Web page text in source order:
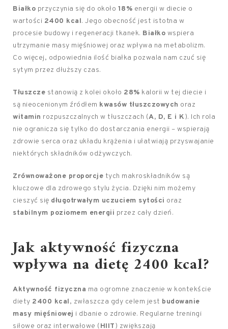
Białko przyczynia się do około 18% energii w diecie o
wartości 2400 kcal. Jego obecność jest istotna w
procesie budowy i regeneracji tkanek. Białko wspiera
utrzymanie masy mięśniowej oraz wpływa na metabolizm.
Co więcej, odpowiednia ilość białka pozwala nam czuć się
sytym przez dłuższy czas.
Tłuszcze stanowią z kolei około 28% kalorii w tej diecie i
są nieocenionym źródłem kwasów tłuszczowych oraz
witamin rozpuszczalnych w tłuszczach (A, D, E i K). Ich rola
nie ogranicza się tylko do dostarczania energii – wspierają
zdrowie serca oraz układu krążenia i ułatwiają przyswajanie
niektórych składników odżywczych.
Zrównoważone proporcje tych makroskładników są
kluczowe dla zdrowego stylu życia. Dzięki nim możemy
cieszyć się długotrwałym uczuciem sytości oraz
stabilnym poziomem energii przez cały dzień.
Jak aktywność fizyczna
wpływa na dietę 2400 kcal?
Aktywność fizyczna ma ogromne znaczenie w kontekście
diety 2400 kcal, zwłaszcza gdy celem jest budowanie
masy mięśniowej i dbanie o zdrowie. Regularne treningi
siłowe oraz interwałowe (HIIT) zwiększają